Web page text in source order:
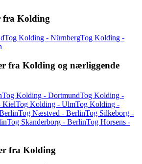
fra Kolding
Tog Kolding - NürnbergTog Kolding -
fra Kolding og nærliggende
Tog Kolding - DortmundTog Kolding -
KielTog Kolding - UlmTog Kolding -
Tog Næstved - BerlinTog Silkeborg -
Tog Skanderborg - BerlinTog Horsens -
fra Kolding